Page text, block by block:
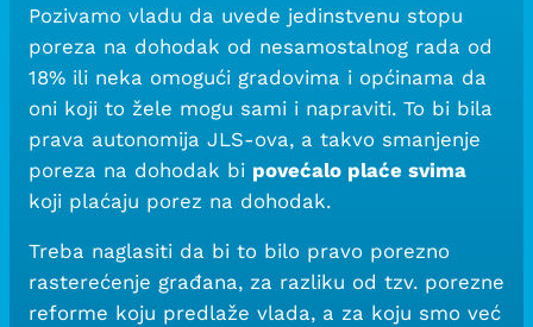
Pozivamo vladu da uvede jedinstvenu stopu
poreza na dohodak od nesamostalnog rada od
18% ili neka omogući gradovima i općinama da
oni koji to žele mogu sami i napraviti. To bi bila
prava autonomija JLS-ova, a takvo smanjenje
poreza na dohodak bi povećalo plaće svima
koji plaćaju porez na dohodak.
Treba naglasiti da bi to bilo pravo porezno
rasterećenje građana, za razliku od tzv. porezne
reforme koju predlaže vlada, a za koju smo već